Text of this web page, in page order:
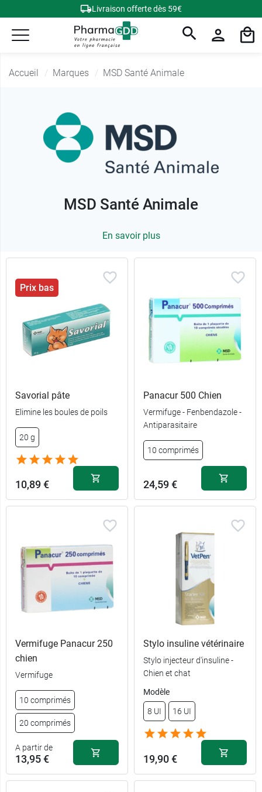
Livraison offerte dès 59€
Accueil Marques MSD Santé Animale
MSD Santé Animale
En savoir plus
Prix bas
Savorial pâte
Elimine les boules de poils
20 g
10,89 €
Panacur 500 Chien
Vermifuge - Fenbendazole -
Antiparasitaire
10 comprimés
24,59 €
Vermifuge Panacur 250
chien
Vermifuge
10 comprimés
20 comprimés
A partir de
13,95 €
Stylo insuline vétérinaire
Stylo injecteur d'insuline -
Chien et chat
Modèle
8 UI 16 UI
19,90 €